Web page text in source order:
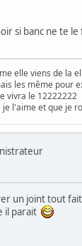
si banc ne te le
elle viens de la
les même pour
vivra le 12222222
je l'aime et que je
un joint tout
il parait